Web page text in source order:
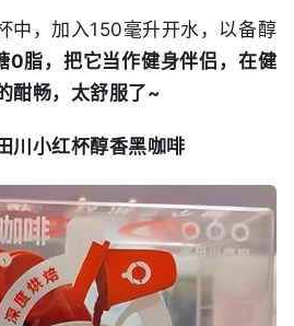
中，加入150毫升开水，以备醇
0脂，把它当作健身伴侣，在健
酣畅，太舒服了~
川小红杯醇香黑咖啡